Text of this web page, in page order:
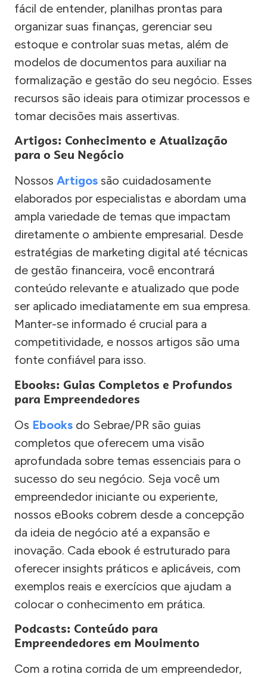
fácil de entender, planilhas prontas para
organizar suas finanças, gerenciar seu
estoque e controlar suas metas, além de
modelos de documentos para auxiliar na
formalização e gestão do seu negócio. Esses
recursos são ideais para otimizar processos e
tomar decisões mais assertivas.
Artigos: Conhecimento e Atualização
para o Seu Negócio
Nossos Artigos são cuidadosamente
elaborados por especialistas e abordam uma
ampla variedade de temas que impactam
diretamente o ambiente empresarial. Desde
estratégias de marketing digital até técnicas
de gestão financeira, você encontrará
conteúdo relevante e atualizado que pode
ser aplicado imediatamente em sua empresa.
Manter-se informado é crucial para a
competitividade, e nossos artigos são uma
fonte confiável para isso.
Ebooks: Guias Completos e Profundos
para Empreendedores
Os Ebooks do Sebrae/PR são guias
completos que oferecem uma visão
aprofundada sobre temas essenciais para o
sucesso do seu negócio. Seja você um
empreendedor iniciante ou experiente,
nossos eBooks cobrem desde a concepção
da ideia de negócio até a expansão e
inovação. Cada ebook é estruturado para
oferecer insights práticos e aplicáveis, com
exemplos reais e exercícios que ajudam a
colocar o conhecimento em prática.
Podcasts: Conteúdo para
Empreendedores em Movimento
Com a rotina corrida de um empreendedor,